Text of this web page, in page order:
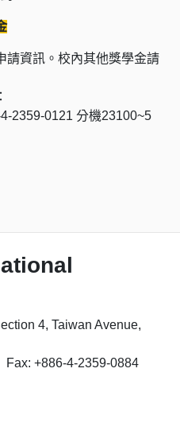
請資訊。校內其他獎學金請
2359-0121 分機23100~5
4, Taiwan Avenue,
+886-4-2359-0884